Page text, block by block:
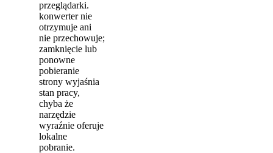
przeglądarki.
konwerter nie
otrzymuje ani
nie przechowuje;
zamknięcie lub
ponowne
pobieranie
strony wyjaśnia
stan pracy,
chyba że
narzędzie
wyraźnie oferuje
lokalne
pobranie.